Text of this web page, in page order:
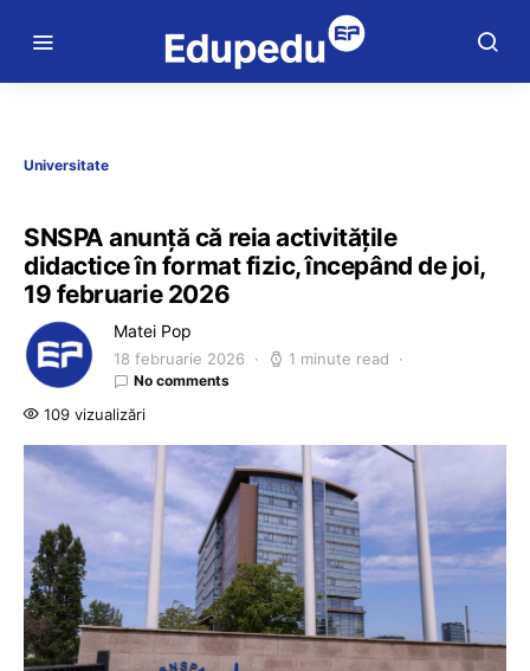
Universitate
SNSPA anunță că reia activitățile
didactice în format fizic, începând de joi,
19 februarie 2026
Matei Pop
18 februarie 2026 1 minute read
No comments
109 vizualizări